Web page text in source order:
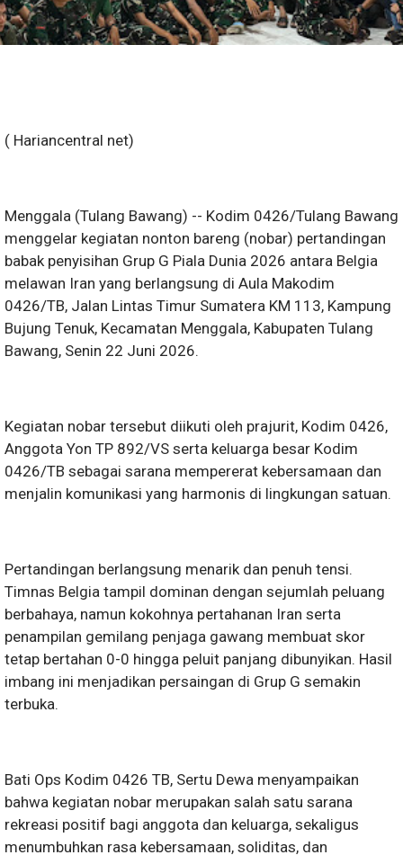
( Hariancentral net)
Menggala (Tulang Bawang) -- Kodim 0426/Tulang Bawang
menggelar kegiatan nonton bareng (nobar) pertandingan
babak penyisihan Grup G Piala Dunia 2026 antara Belgia
melawan Iran yang berlangsung di Aula Makodim
0426/TB, Jalan Lintas Timur Sumatera KM 113, Kampung
Bujung Tenuk, Kecamatan Menggala, Kabupaten Tulang
Bawang, Senin 22 Juni 2026.
Kegiatan nobar tersebut diikuti oleh prajurit, Kodim 0426,
Anggota Yon TP 892/VS serta keluarga besar Kodim
0426/TB sebagai sarana mempererat kebersamaan dan
menjalin komunikasi yang harmonis di lingkungan satuan.
Pertandingan berlangsung menarik dan penuh tensi.
Timnas Belgia tampil dominan dengan sejumlah peluang
berbahaya, namun kokohnya pertahanan Iran serta
penampilan gemilang penjaga gawang membuat skor
tetap bertahan 0-0 hingga peluit panjang dibunyikan. Hasil
imbang ini menjadikan persaingan di Grup G semakin
terbuka.
Bati Ops Kodim 0426 TB, Sertu Dewa menyampaikan
bahwa kegiatan nobar merupakan salah satu sarana
rekreasi positif bagi anggota dan keluarga, sekaligus
menumbuhkan rasa kebersamaan, soliditas, dan